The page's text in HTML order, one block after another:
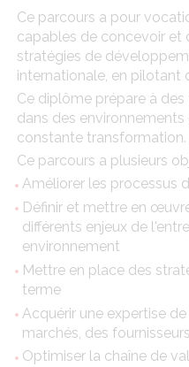
Ce parcours a pour
capables de concevoir
stratégies de
internationale, en pilotant
Ce diplôme prépare à
dans des
constante transformation.
Ce parcours a plusieurs
Améliorer les processus
Définir et mettre en
différents enjeux de
environnement
Mettre en place des
terme
Acquérir une expertise
marchés, des
Optimiser la chaîne de